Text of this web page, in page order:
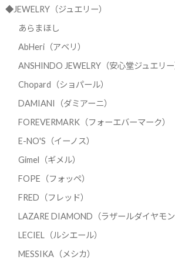
◆JEWELRY（ジュエリー）
あらまほし
AbHeri（アベリ）
ANSHINDO JEWELRY（安心堂ジュエリー
Chopard（ショパール）
DAMIANI（ダミアーニ）
FOREVERMARK（フォーエバーマーク）
E-NO'S（イーノス）
Gimel（ギメル）
FOPE（フォッペ）
FRED（フレッド）
LAZARE DIAMOND（ラザールダイヤモン
LECIEL（ルシエール）
MESSIKA（メシカ）